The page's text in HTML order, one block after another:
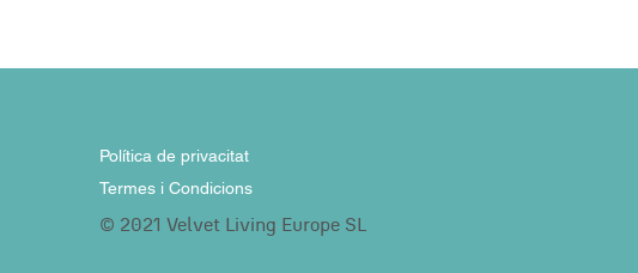
© 2021 Velvet Living Europe SL
Termes i Condicions
Política de privacitat